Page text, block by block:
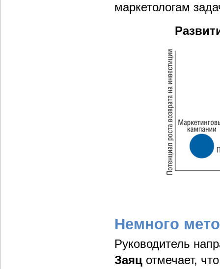
маркетологам
Немного
Руководитель
Заяц отмечает,